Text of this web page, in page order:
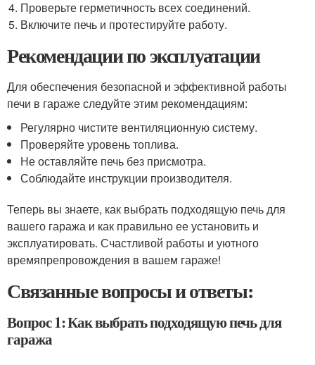
Проверьте герметичность всех соединений.
Включите печь и протестируйте работу.
Рекомендации по эксплуатации
Для обеспечения безопасной и эффективной работы
печи в гараже следуйте этим рекомендациям:
Регулярно чистите вентиляционную систему.
Проверяйте уровень топлива.
Не оставляйте печь без присмотра.
Соблюдайте инструкции производителя.
Теперь вы знаете, как выбрать подходящую печь для
вашего гаража и как правильно ее установить и
эксплуатировать. Счастливой работы и уютного
времяпрепровождения в вашем гараже!
Связанные вопросы и ответы:
Вопрос 1: Как выбрать подходящую печь для
гаража